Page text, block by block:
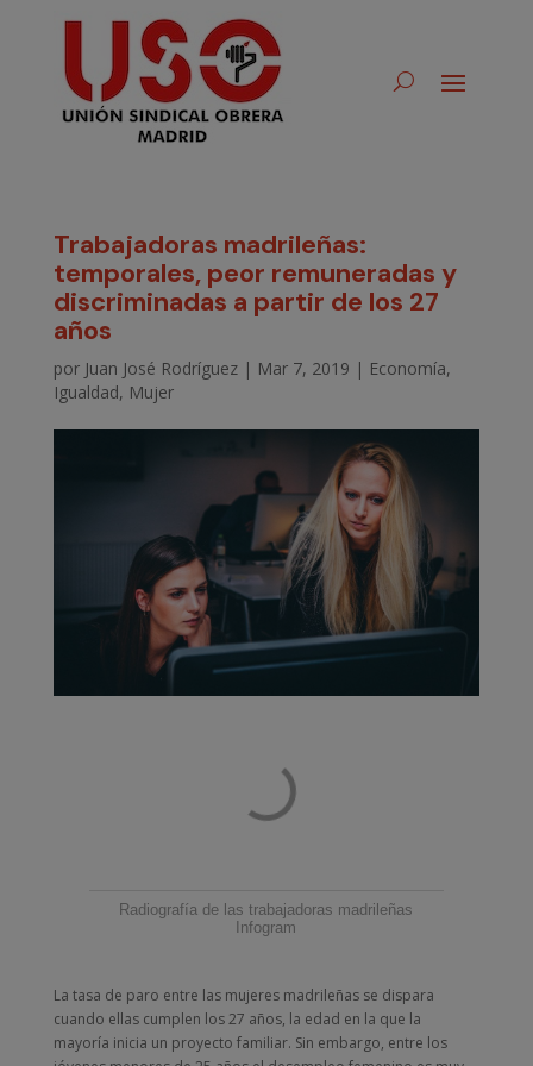
Trabajadoras madrileñas:
temporales, peor remuneradas y
discriminadas a partir de los 27
años
por Juan José Rodríguez| Mar 7, 2019 | Economía,
Igualdad, Mujer
Radiografía de las trabajadoras madrileñas
Infogram
La tasa de paro entre las mujeres madrileñas se dispara
cuando ellas cumplen los 27 años, la edad en la que la
mayoría inicia un proyecto familiar. Sin embargo, entre los